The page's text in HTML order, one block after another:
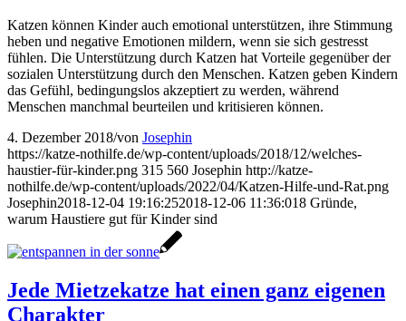
Katzen können Kinder auch emotional unterstützen, ihre Stimmung
heben und negative Emotionen mildern, wenn sie sich gestresst
fühlen. Die Unterstützung durch Katzen hat Vorteile gegenüber der
sozialen Unterstützung durch den Menschen. Katzen geben Kindern
das Gefühl, bedingungslos akzeptiert zu werden, während
Menschen manchmal beurteilen und kritisieren können.
4. Dezember 2018/von Josephin
https://katze-nothilfe.de/wp-content/uploads/2018/12/welches-
haustier-für-kinder.png 315 560 Josephin http://katze-
nothilfe.de/wp-content/uploads/2022/04/Katzen-Hilfe-und-Rat.png
Josephin2018-12-04 19:16:252018-12-06 11:36:018 Gründe,
warum Haustiere gut für Kinder sind
Jede Mietzekatze hat einen ganz eigenen
Charakter